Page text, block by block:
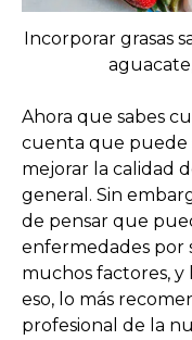
Incorporar grasas
Ahora que sabes
cuenta que puede
mejorar la calidad
general. Sin
de pensar que
enfermedades por
muchos factores, y
eso, lo más
profesional de la